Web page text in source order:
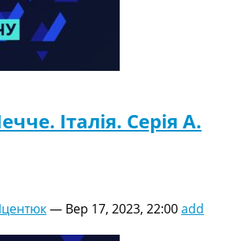
Італія. Серія A.
— Вер 17, 2023, 22:00add